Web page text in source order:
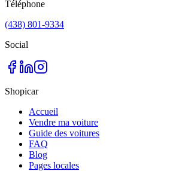
Téléphone
(438) 801-9334
Social
Shopicar
Accueil
Vendre ma voiture
Guide des voitures
FAQ
Blog
Pages locales